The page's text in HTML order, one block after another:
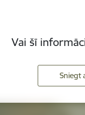
Vai šī
Sniegt